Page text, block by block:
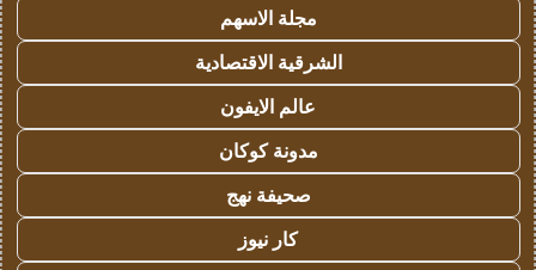
مجلة الاسهم
الشرقية الاقتصادية
عالم الايفون
مدونة كوكان
صحيفة نهج
كار نيوز